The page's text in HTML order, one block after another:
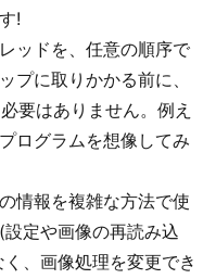
!
ッドを、任意の順序で
プに取りかかる前に、
要はありません。例え
ログラムを想像してみ
情報を複雑な方法で使
定や画像の再読み込
、画像処理を変更でき